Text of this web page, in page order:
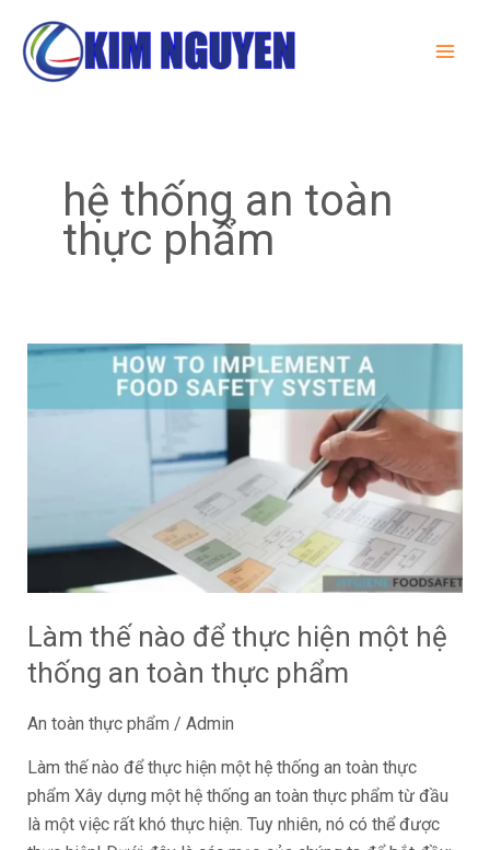
content
hệ thống an toàn
thực phẩm
Làm thế nào để thực hiện một hệ
thống an toàn thực phẩm
An toàn thực phẩm / Admin
Làm thế nào để thực hiện một hệ thống an toàn thực
phẩm Xây dựng một hệ thống an toàn thực phẩm từ đầu
là một việc rất khó thực hiện. Tuy nhiên, nó có thể được
Làm
nào
hệ
thống
toàn
thực
pagination